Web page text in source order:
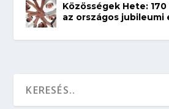
Közösségek Hete:
az országos jubileumi